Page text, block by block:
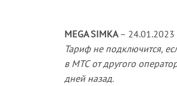
MEGA SIMKA – 24.01.2023
Тариф не подключится,
в МТС от другого
дней назад.